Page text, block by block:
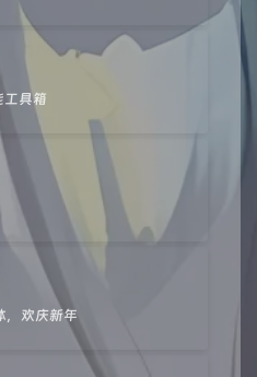
工具箱
，欢庆新年